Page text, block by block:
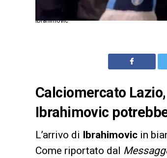
Ibrahimovic
Calciomercato
Ibrahimovic
L’arrivo di Ibrahimovic in
Come riportato dal